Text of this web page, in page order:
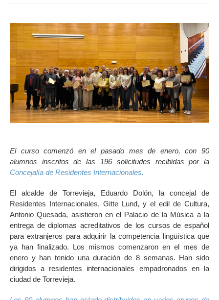
El curso comenzó en el pasado mes de enero, con 90
alumnos inscritos de las 196 solicitudes recibidas por la
Concejalía de Residentes Internacionales.
El alcalde de Torrevieja, Eduardo Dolón, la concejal de
Residentes Internacionales, Gitte Lund, y el edil de Cultura,
Antonio Quesada, asistieron en el Palacio de la Música a la
entrega de diplomas acreditativos de los cursos de español
para extranjeros para adquirir la competencia lingüística que
ya han finalizado. Los mismos comenzaron en el mes de
enero y han tenido una duración de 8 semanas. Han sido
dirigidos a residentes internacionales empadronados en la
ciudad de Torrevieja.